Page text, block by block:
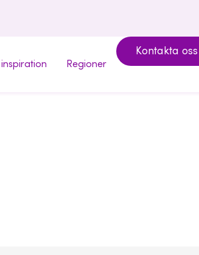
Regioner
Kontakta oss